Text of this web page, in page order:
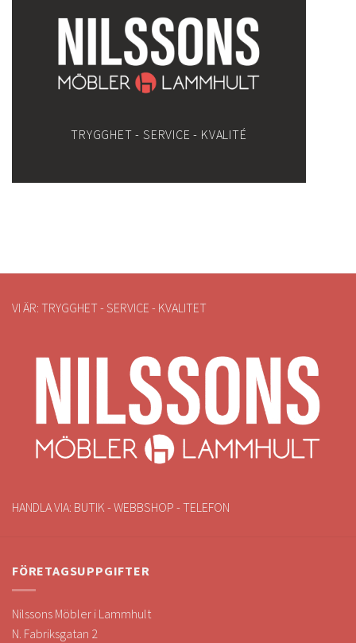
TRYGGHET - SERVICE - KVALITÉ
VI ÄR: TRYGGHET - SERVICE - KVALITET
HANDLA VIA: BUTIK - WEBBSHOP - TELEFON
FÖRETAGSUPPGIFTER
Nilssons Möbler i Lammhult
N. Fabriksgatan 2